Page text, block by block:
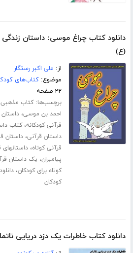
دانلود کتاب چراغ موسی: داستان
(ع)
از: علی اکبر رستگار
موضوع:کتاب‌های
۲۲ صفحه
برچسب‌ها:کتاب مذهبی
احمد بن موسی،
قرآنی کودکانه،کتاب
داستان قرآنی،داستان
قرآنی کوتاه،
پیامبران، یک داستان
کوتاه برای کودکان،
کودکان
دانلود کتاب خاطرات یک دزد دریایی